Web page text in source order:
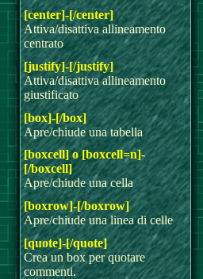
[center]-[/center]
Attiva/disattiva allineamento
centrato
[justify]-[/justify]
Attiva/disattiva allineamento
giustificato
[box]-[/box]
Apre/chiude una tabella
[boxcell] o [boxcell=n]-
[/boxcell]
Apre/chiude una cella
[boxrow]-[/boxrow]
Apre/chiude una linea di celle
[quote]-[/quote]
Crea un box per quotare
commenti.